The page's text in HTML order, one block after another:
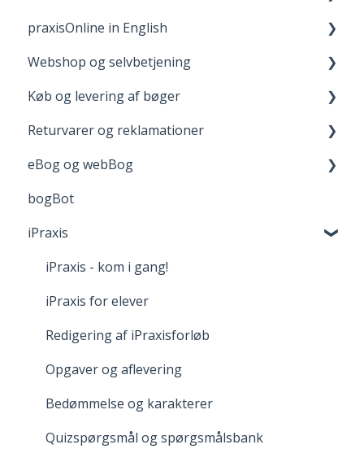
Dine materialer på praxisOnline
Hjælp til tekniske udfordringer
Fagpakker
webBog og eBog+
boost
FGU - pædagogiske værktøjer
praxisOnline in English
Manage Your Account
Your Materials on praxisOnline
Help with Technical Issues
Webshop og selvbetjening
Opret bruger og login
Når du handler
Køb og levering af bøger
Levering
Adgang til digitale materialer
Returvarer og reklamationer
Returnering
Reklamation
Fortrydelsesret
eBog og webBog
Kom godt i gang med webBogen
bogBot
iPraxis
iPraxis - kom i gang!
iPraxis for elever
Redigering af iPraxisforløb
Opgaver og aflevering
Bedømmelse og karakterer
Quizspørgsmål og spørgsmålsbank